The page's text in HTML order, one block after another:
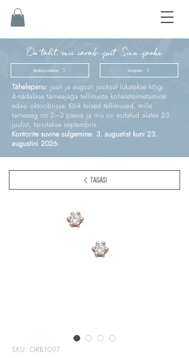
On täht, mis särab just Sinu jaoks
Kinnitus ja esimene Sünnipäev
Tähelepanu: juuli ja augusti jooksul lükatakse kõigi
4‑nädalase tarneajaga tellimuste kohaletoimetamine
edasi oktoobrisse. Kõik teised tellimused, mille
tarneaeg on 2–3 päeva ja mis on esitatud alates 23.
juulist, tarnitakse septembris.
Kontorite suvine sulgemine: 3. augustist kuni 23.
augustini 2026.
SKU: ORB1097
TAGASI